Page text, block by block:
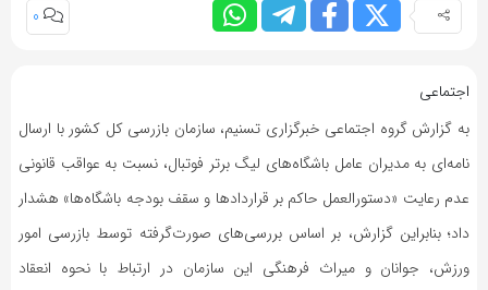
0
اجتماعی
به گزارش گروه اجتماعی خبرگزاری تسنیم، سازمان بازرسی کل کشور با ارسال
نامه‌ای به مدیران عامل باشگاه‌های لیگ برتر فوتبال، نسبت به عواقب قانونی
عدم رعایت «دستورالعمل حاکم بر قرارداد‌ها و سقف بودجه باشگاه‌ها» هشدار
داد؛ بنابراین گزارش، بر اساس بررسی‌های صورت‌گرفته توسط بازرسی امور
ورزش، جوانان و میراث فرهنگی این سازمان در ارتباط با نحوه انعقاد